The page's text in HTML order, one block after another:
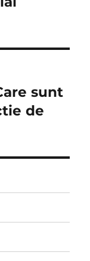
sunt
de